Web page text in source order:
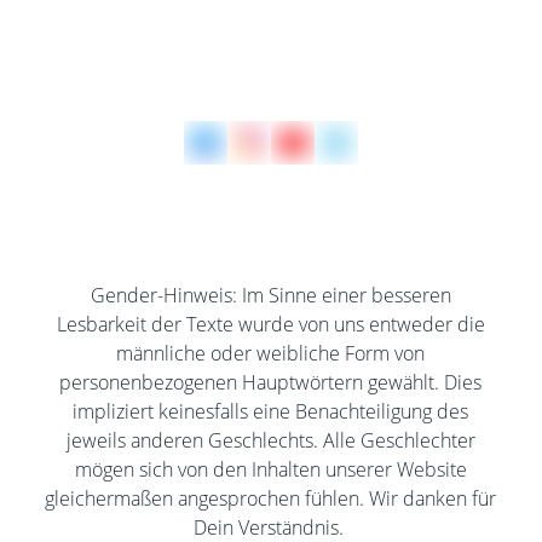
E-Mail
Gender-Hinweis: Im Sinne einer besseren
Lesbarkeit der Texte wurde von uns entweder die
männliche oder weibliche Form von
personenbezogenen Hauptwörtern gewählt. Dies
impliziert keinesfalls eine Benachteiligung des
jeweils anderen Geschlechts. Alle Geschlechter
mögen sich von den Inhalten unserer Website
gleicher­maßen angesprochen fühlen. Wir danken für
Dein Verständnis.